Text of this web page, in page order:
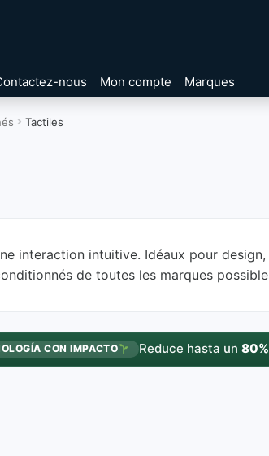
nous Mon compte Marques
Tactiles
interaction intuitive. Idéaux pour
de toutes les marques
CON IMPACTO Reduce hasta un